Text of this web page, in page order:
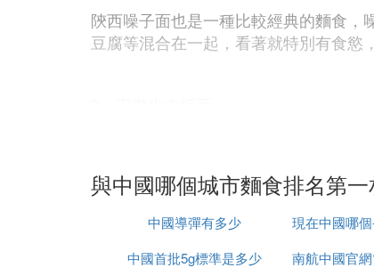
陝西噪子面也是一種比較經典的麵食，
豆腐等混合在一起，看著就特別有食慾
調料盒蔬菜也是十分的豐盛和有營養呢
9、鎮江鍋蓋面
與中國哪個城市麵食排名第
中國導彈有多少
現在中國哪
達
中國首批5g標準是多少
南航中國官